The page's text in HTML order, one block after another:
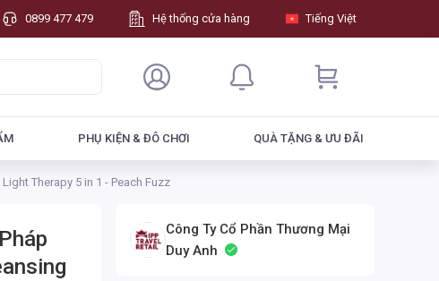
0899 477 479 Hệ thống cửa hàng Tiếng Việt
PHỤ KIỆN & ĐÔ CHƠI QUÀ TẶNG & ƯU ĐÃI
Therapy 5 in 1 - Peach Fuzz
Công Ty Cổ Phần Thương Mại
Duy Anh